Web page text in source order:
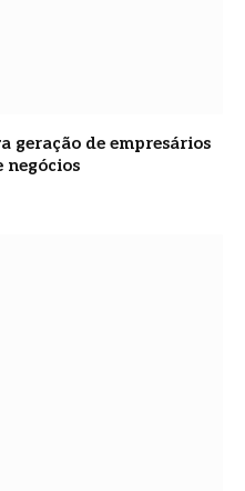
geração de empresários
negócios